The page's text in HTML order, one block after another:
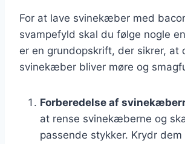
For at lave svinekæber med
svampefyld skal du følge nogle
er en grundopskrift, der sikrer, at
svinekæber bliver møre og
Forberedelse af
at rense svinekæberne og
passende stykker. Krydr